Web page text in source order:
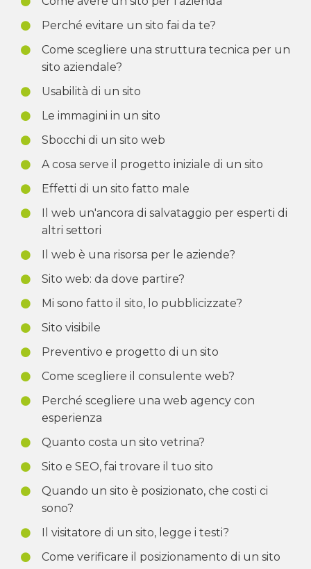
Perché evitare un sito fai da te?
Come scegliere una struttura tecnica per un
sito aziendale?
Usabilità di un sito
Le immagini in un sito
Sbocchi di un sito web
A cosa serve il progetto iniziale di un sito
Effetti di un sito fatto male
Il web un'ancora di salvataggio per esperti di
altri settori
Il web è una risorsa per le aziende?
Sito web: da dove partire?
Mi sono fatto il sito, lo pubblicizzate?
Sito visibile
Preventivo e progetto di un sito
Come scegliere il consulente web?
Perché scegliere una web agency con
esperienza
Quanto costa un sito vetrina?
Sito e SEO, fai trovare il tuo sito
Quando un sito è posizionato, che costi ci
sono?
Il visitatore di un sito, legge i testi?
Come verificare il posizionamento di un sito